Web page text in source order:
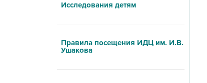
Исследования детям
Правила посещения ИДЦ им. И.В.
Ушакова